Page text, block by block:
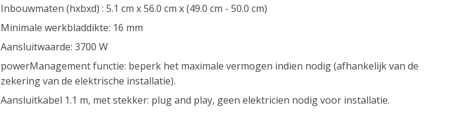
Inbouwmaten (hxbxd) : 5.1 cm x 56.0 cm x (49.0 cm - 50.0 cm)
Minimale werkbladdikte: 16 mm
Aansluitwaarde: 3700 W
powerManagement functie: beperk het maximale vermogen indien nodig (afhankelijk van de
zekering van de elektrische installatie).
Aansluitkabel 1.1 m, met stekker: plug and play, geen elektricien nodig voor installatie.